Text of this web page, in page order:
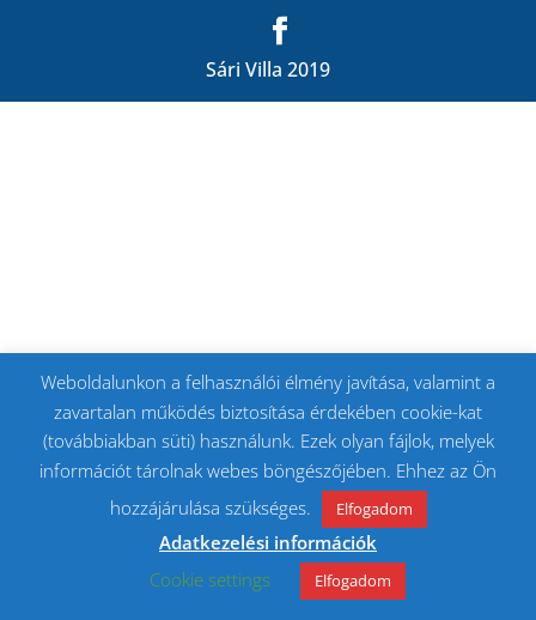
Sári Villa 2019
Weboldalunkon a felhasználói élmény javítása, valamint a
zavartalan működés biztosítása érdekében cookie-kat
(továbbiakban süti) használunk. Ezek olyan fájlok, melyek
információt tárolnak webes böngészőjében. Ehhez az Ön
hozzájárulása szükséges.
Elfogadom
Adatkezelési információk
Cookie settings
Elfogadom